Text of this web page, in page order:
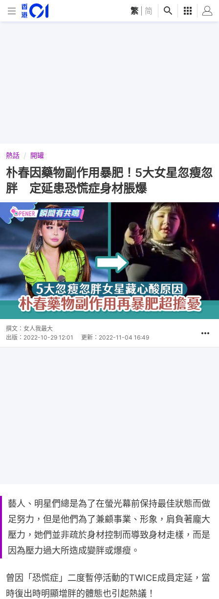
繁 简
熱話 開罐
朴春因藥物副作用暴肥！5大女星忽瘦忽
胖 定延患恐慌症身材脹爆
撰文： 女人我最大
出版： 2022-10-29 12:01 更新： 2022-11-04 16:49
藝人、明星們總是為了在螢光幕前保持最佳狀態而做
足努力，但是他們為了兼顧事業、形象，肩負著龐大
壓力，她們並非疏於身材控制而導致身材走樣，而是
因為壓力過大所造成變胖或爆瘦。
曾因「恐慌症」二度暫停活動的TWICE成員定延，當
時復出時明顯增胖的體態也引起熱議！